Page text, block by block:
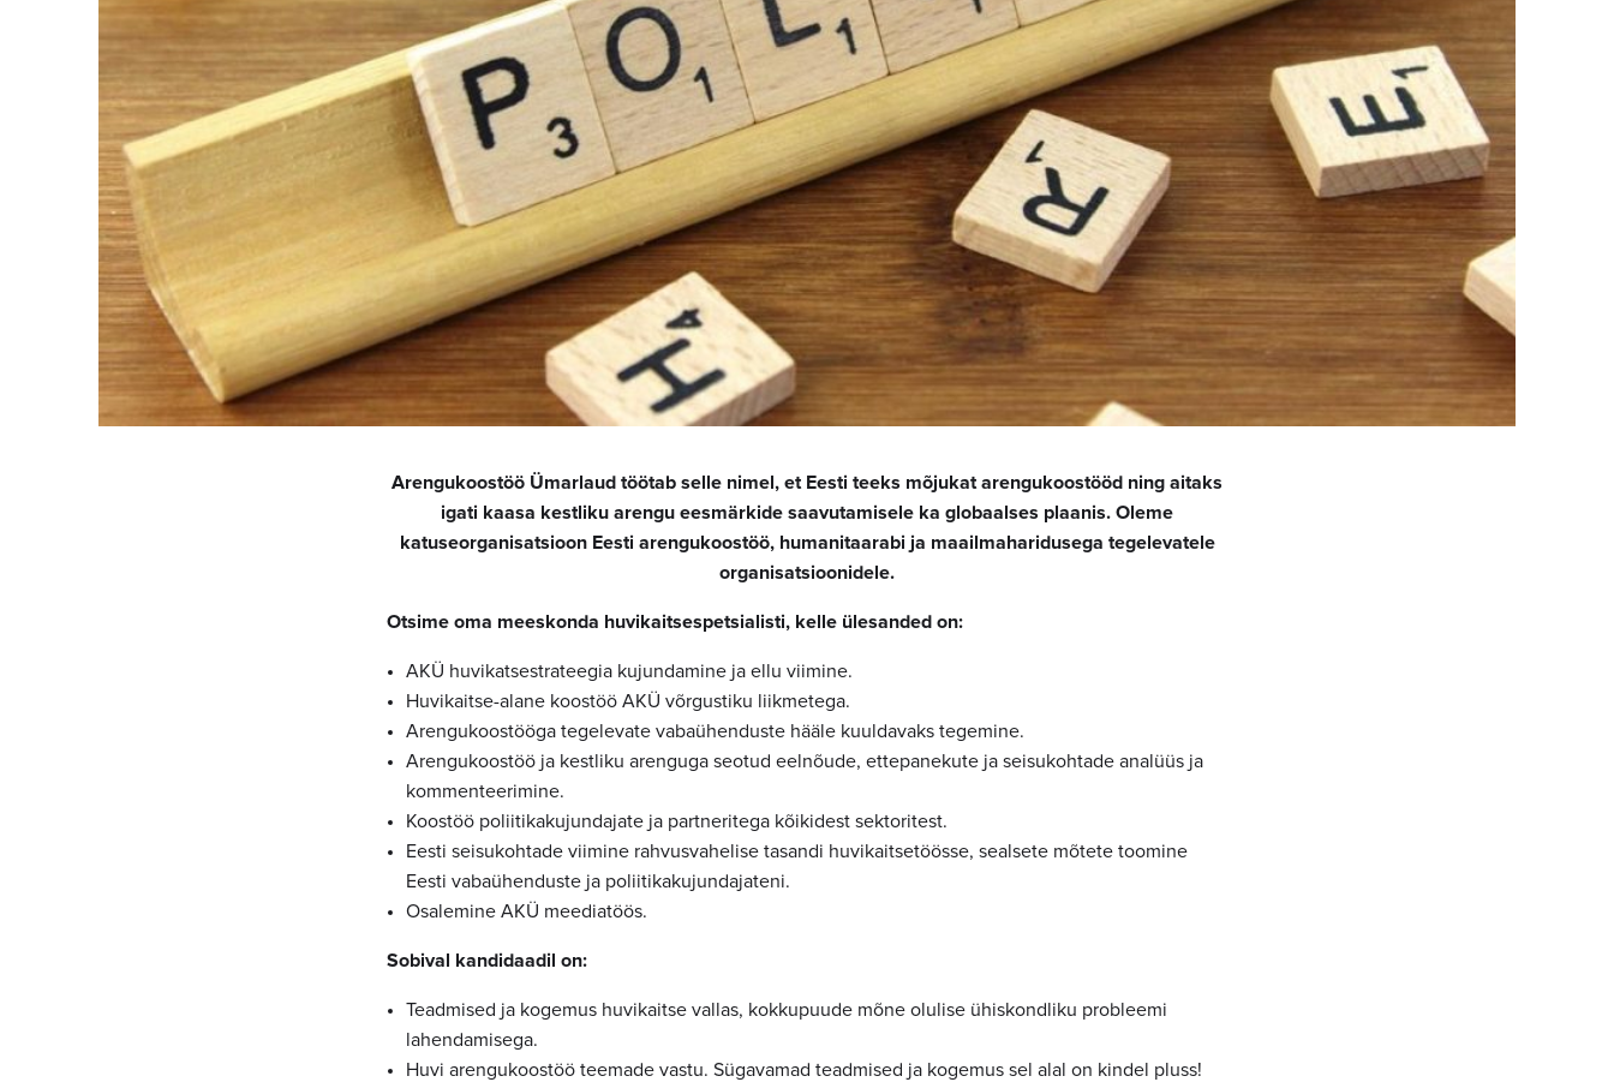
Arengukoostöö Ümarlaud töötab selle nimel, et Eesti teeks mõjukat arengukoostööd ning aitaks
igati kaasa kestliku arengu eesmärkide saavutamisele ka globaalses plaanis. Oleme
katuseorganisatsioon Eesti arengukoostöö, humanitaarabi ja maailmaharidusega tegelevatele
organisatsioonidele.
Otsime oma meeskonda huvikaitsespetsialisti, kelle ülesanded on:
AKÜ huvikatsestrateegia kujundamine ja ellu viimine.
Huvikaitse-alane koostöö AKÜ võrgustiku liikmetega.
Arengukoostööga tegelevate vabaühenduste hääle kuuldavaks tegemine.
Arengukoostöö ja kestliku arenguga seotud eelnõude, ettepanekute ja seisukohtade analüüs ja
kommenteerimine.
Koostöö poliitikakujundajate ja partneritega kõikidest sektoritest.
Eesti seisukohtade viimine rahvusvahelise tasandi huvikaitsetöösse, sealsete mõtete toomine
Eesti vabaühenduste ja poliitikakujundajateni.
Osalemine AKÜ meediatöös.
Sobival kandidaadil on:
Teadmised ja kogemus huvikaitse vallas, kokkupuude mõne olulise ühiskondliku probleemi
lahendamisega.
Huvi arengukoostöö teemade vastu. Sügavamad teadmised ja kogemus sel alal on kindel pluss!